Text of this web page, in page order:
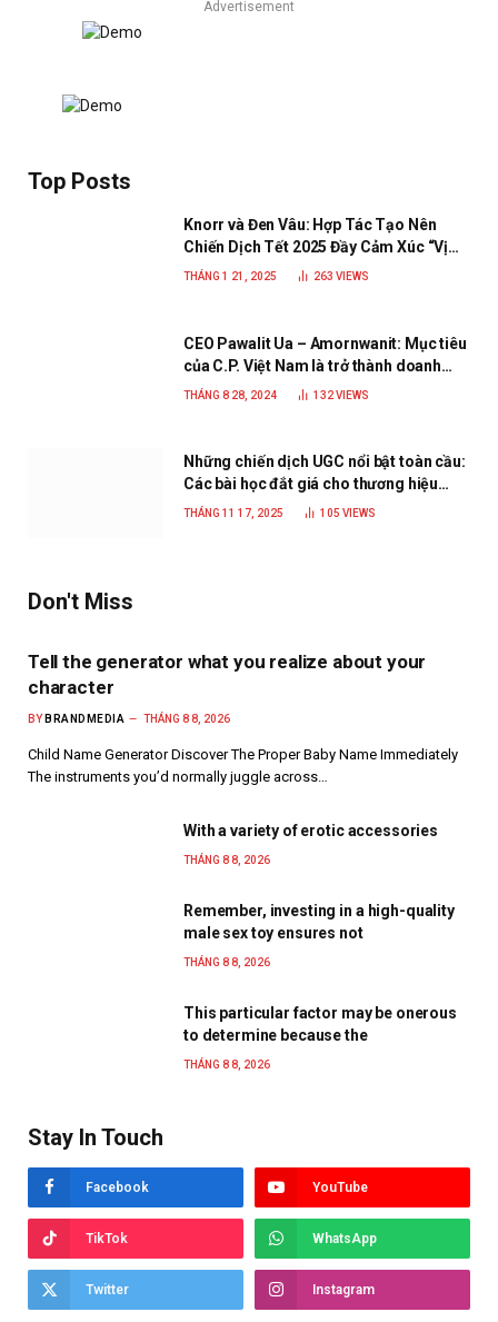
Advertisement
Top Posts
Knorr và Đen Vâu: Hợp Tác Tạo Nên
Chiến Dịch Tết 2025 Đầy Cảm Xúc “Vị
Nhà”
THÁNG 1 21, 2025 263 VIEWS
CEO Pawalit Ua – Amornwanit: Mục tiêu
của C.P. Việt Nam là trở thành doanh
nghiệp xanh, phát triển bền vững
THÁNG 8 28, 2024 132VIEWS
Những chiến dịch UGC nổi bật toàn cầu:
Các bài học đắt giá cho thương hiệu
năm 2025
THÁNG 11 17, 2025 105 VIEWS
Don't Miss
Tell the generator what you realize about your
character
BY BRANDMEDIA THÁNG 8 8, 2026
Child Name Generator Discover The Proper Baby Name Immediately
The instruments you’d normally juggle across…
With a variety of erotic accessories
THÁNG 8 8, 2026
Remember, investing in a high-quality
male sex toy ensures not
THÁNG 8 8, 2026
This particular factor may be onerous
to determine because the
THÁNG 8 8, 2026
Stay In Touch
Facebook YouTube
TikTok WhatsApp
Twitter Instagram